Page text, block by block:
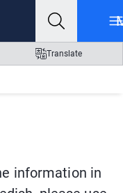
Translate
information in